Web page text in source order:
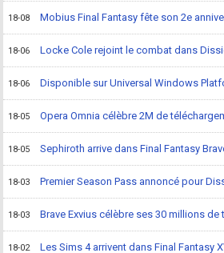
18-08 Mobius Final Fantasy fête son 2e
18-06 Locke Cole rejoint le combat dans
18-06 Disponible sur Universal Windows
18-05 Opera Omnia célèbre 2M de
18-05 Sephiroth arrive dans Final Fantasy
18-03 Premier Season Pass annoncé pour
18-03 Brave Exvius célèbre ses 30 millions de
18-02 Les Sims 4 arrivent dans Final Fantasy